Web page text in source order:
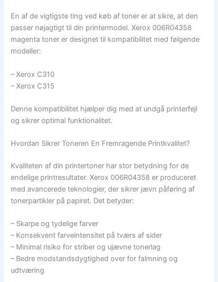
En af de vigtigste ting ved køb af toner er at sikre, at den
passer nøjagtigt til din printermodel. Xerox 006R04358
magenta toner er designet til kompatibilitet med følgende
modeller:
– Xerox C310
– Xerox C315
Denne kompatibilitet hjælper dig med at undgå printerfejl
og sikrer optimal funktionalitet.
Hvordan Sikrer Toneren En Fremragende Printkvalitet?
Kvaliteten af din printertoner har stor betydning for de
endelige printresultater. Xerox 006R04358 er produceret
med avancerede teknologier, der sikrer jævn påføring af
tonerpartikler på papiret. Det betyder:
– Skarpe og tydelige farver
– Konsekvent farveintensitet på tværs af sider
– Minimal risiko for striber og ujævne tonerlag
– Bedre modstandsdygtighed over for falmning og
udtværing